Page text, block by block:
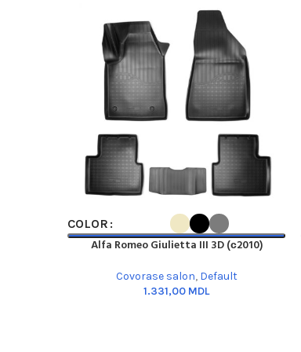
SELECT OPTIONS
COLOR
Alfa Romeo Giulietta III 3D (с2010)
Covorase salon, Default
MDL